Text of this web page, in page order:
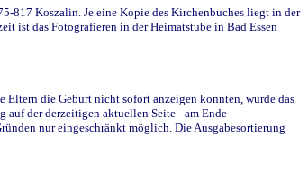
817 Koszalin. Je eine Kopie des Kirchenbuches liegt in der
ist das Fotografieren in der Heimatstube in Bad Essen
Eltern die Geburt nicht sofort anzeigen konnten, wurde das
auf der derzeitigen aktuellen Seite - am Ende -
nur eingeschränkt möglich. Die Ausgabesortierung